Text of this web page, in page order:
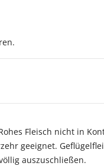
Fleisch nicht in
geeignet.
auszuschließen.